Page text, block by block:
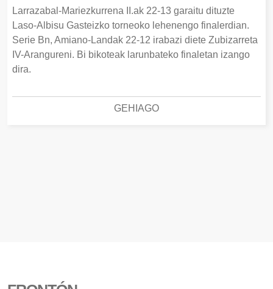
Larrazabal-Mariezkurrena II.ak 22-13 garaitu dituzte
Laso-Albisu Gasteizko torneoko lehenengo finalerdian.
Serie Bn, Amiano-Landak 22-12 irabazi diete Zubizarreta
IV-Arangureni. Bi bikoteak larunbateko finaletan izango
dira.
GEHIAGO